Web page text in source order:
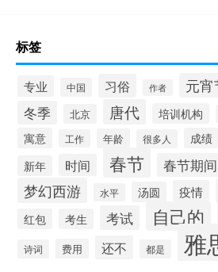
标签
专业 中国 习俗 作者 元宵
冬季 北京 唐代 培训机构
寓意 工作 年龄 很多人 成绩
新年 时间 春节 春节期间
梦幻西游 水平 汤圆 疫情
红包 考生 考试 自己的
诗词 费用 还不 都是 雅